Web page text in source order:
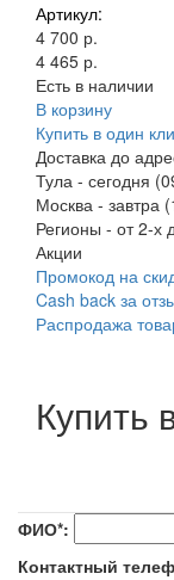
Артикул:
4 700 р.
4 465 р.
Есть в наличии
В корзину
Купить в один
Доставка до
Тула - сегодня
Москва - завтра
Регионы - от 2-х
Акции
Промокод на
Cash back за
Распродажа
Купить
ФИО*:
Контактный